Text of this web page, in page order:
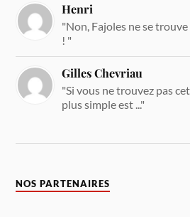
Henri
"Non, Fajoles ne se
! "
Gilles Chevriau
"Si vous ne trouvez pas
plus simple est ..."
NOS PARTENAIRES